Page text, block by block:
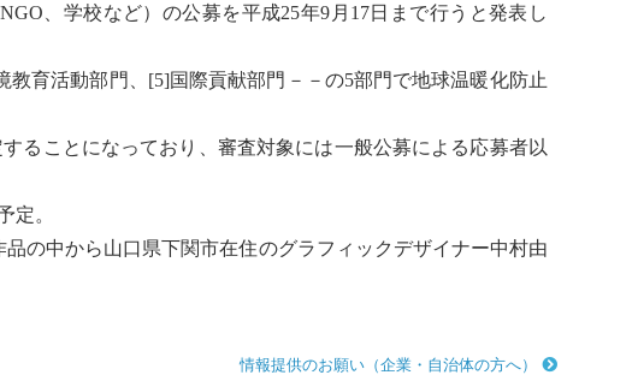
、学校など）の公募を平成25年9月17日まで行うと発表し
育活動部門、[5]国際貢献部門－－の5部門で地球温暖化防止
ることになっており、審査対象には一般公募による応募者以
定。
の中から山口県下関市在住のグラフィックデザイナー中村由
情報提供のお願い（企業・自治体の方へ）